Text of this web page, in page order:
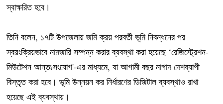
স্বাক্ষরিত হবে।
তিনি বলেন, ১৭টি উপজেলায় জমি ক্রয় পরবর্তী ভূমি নিবন্ধনের পর
স্বয়ংক্রিয়ভাবে নামজারি সম্পন্ন করার ব্যবস্থা করা হয়েছে ‘রেজিস্ট্রেশন-
মিউটেশন আন্তঃসংযোগ'-এর মাধ্যমে, যা আগামী বছর নাগাদ দেশব্যাপী
বিস্তৃত করা হবে। ভূমি উন্নয়ন কর নির্ধারণের ডিজিটাল ব্যবস্থাও রাখা
হয়েছে এই ব্যবস্থায়।